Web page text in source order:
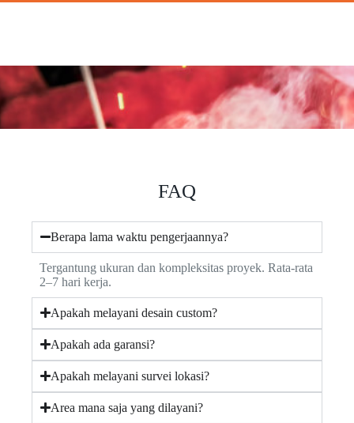
FAQ
Berapa lama waktu pengerjaannya?
Tergantung ukuran dan kompleksitas proyek. Rata-rata
2–7 hari kerja.
Apakah melayani desain custom?
Apakah ada garansi?
Apakah melayani survei lokasi?
Area mana saja yang dilayani?